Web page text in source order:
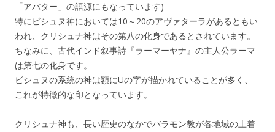
「アバター」の語源にもなっています)
特にビシュヌ神においては10～20のアヴァターラがあるともい
われ、クリシュナ神はその第八の化身であるとされています。
ちなみに、古代インド叙事詩『ラーマーヤナ』の主人公ラーマ
は第七の化身です。
ビシュヌの系統の神は額にUの字が描かれていることが多く、
これが特徴的な印となっています。
クリシュナ神も、長い歴史のなかでバラモン教が各地域の土着